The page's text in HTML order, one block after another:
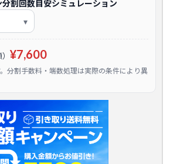
割回数目安シミュレーション
¥7,600
分割手数料・端数処理は実際の条件により異